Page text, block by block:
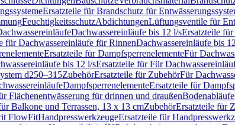
Ersatzteile für Brandschutz für
FeuchtigkeitsschutzAbdichtungenLüftungsventile für
Dachwassereinläufe bis 12 l/sErsatzteile
für Dachwassereinläufe für RinnenDachwassereinläufe bis
Ersatzteile für DampfsperrenelementeFür
bis 12 l/sErsatzteile für Für
d250–315ZubehörErsatzteile für ZubehörFür
DampfsperrenelementeErsatzteile für
Flächenentwässerung für drinnen und draußen
Balkone und Terrassen, 13 x 13 cmZubehörErsatzteile für
FlowFitHandpresswerkzeugeErsatzteile für